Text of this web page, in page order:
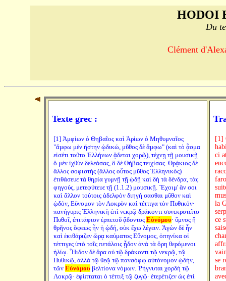
HODOI
Du
Clément
Texte grec :
[1] Ἀμφίων ὁ Θηβαῖος καὶ Ἀρίων ὁ Μηθυμναῖος
"ἄμφω μὲν ἤστην ᾠδικώ, μῦθος δὲ ἄμφω" (καὶ τὸ ᾆσμα
εἰσέτι τοῦτο Ἑλλήνων ᾄδεται χορῷ), τέχνῃ τῇ μουσικῇ
ὃ μὲν ἰχθὺν δελεάσας, ὃ δὲ Θήβας τειχίσας. Θρᾴκιος δὲ
ἄλλος σοφιστὴς (ἄλλος οὗτος μῦθος Ἑλληνικός)
ἐτιθάσευε τὰ θηρία γυμνῇ τῇ ᾠδῇ καὶ δὴ τὰ δένδρα, τὰς
φηγούς, μετεφύτευε τῇ (1.1.2) μουσικῇ. Ἔχοιμ' ἄν σοι
καὶ ἄλλον τούτοις ἀδελφὸν διηγή σασθαι μῦθον καὶ
ᾠδόν, Εὔνομον τὸν Λοκρὸν καὶ τέττιγα τὸν Πυθικόν·
πανήγυρις Ἑλληνικὴ ἐπὶ νεκρῷ δράκοντι συνεκροτεῖτο
Πυθοῖ, ἐπιτάφιον ἑρπετοῦ ᾄδοντος Εὐνόμου· ὕμνος ἢ
θρῆνος ὄφεως ἦν ἡ ᾠδή, οὐκ ἔχω λέγειν. Ἀγὼν δὲ ἦν
καὶ ἐκιθάριζεν ὥρᾳ καύματος Εὔνομος, ὁπηνίκα οἱ
τέττιγες ὑπὸ τοῖς πετάλοις ᾖδον ἀνὰ τὰ ὄρη θερόμενοι
ἡλίῳ. Ἦιδον δὲ ἄρα οὐ τῷ δράκοντι τῷ νεκρῷ, τῷ
Πυθικῷ, ἀλλὰ τῷ θεῷ τῷ πανσόφῳ αὐτόνομον ᾠδήν,
τῶν Εὐνόμου βελτίονα νόμων. Ῥήγνυται χορδὴ τῷ
Λοκρῷ· ἐφίπταται ὁ τέττιξ τῷ ζυγῷ· ἐτερέτιζεν ὡς ἐπὶ
[1]
ci
la
ce
se